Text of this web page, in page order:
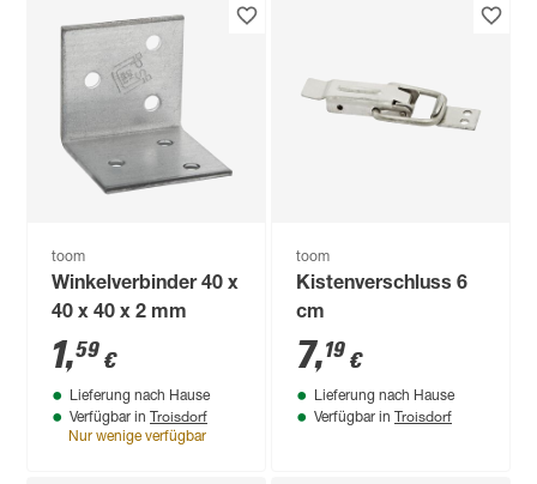
toom
Winkelverbinder 40 x
40 x 40 x 2 mm
1,59 €
Lieferung nach Hause
Verfügbar in Troisdorf
Nur wenige verfügbar
toom
Kistenverschluss 6
cm
7,19 €
Lieferung nach Hause
Verfügbar in Troisdorf